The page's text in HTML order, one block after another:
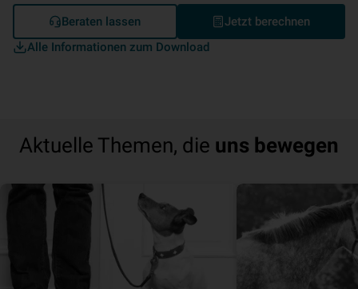
Alle Informationen zum Download
Beraten lassen Jetzt berechnen
Aktuelle Themen, die uns bewegen